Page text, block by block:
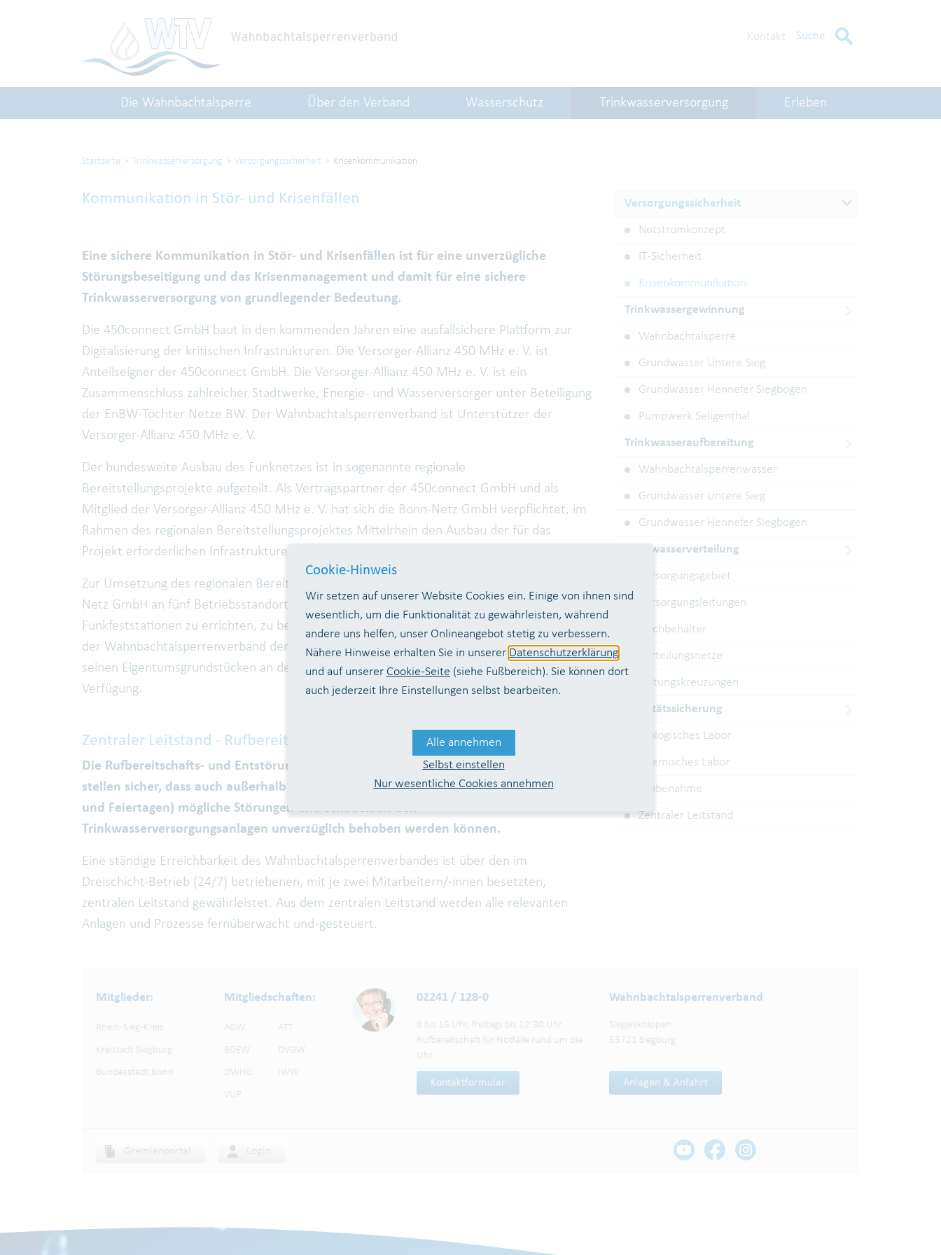
Die Wahnbachtalsperre Über den Verband Wasserschutz Trinkwasserversorgung Erleben
Kontakt Suche
Startseite Trinkwasserversorgung Versorgungssicherheit Krisenkommunikation
Kommunikation in Stör- und Krisenfällen
Eine sichere Kommunikation in Stör- und Krisenfällen ist für eine unverzügliche
Störungsbeseitigung und das Krisenmanagement und damit für eine sichere
Trinkwasserversorgung von grundlegender Bedeutung.
Die 450connect GmbH baut in den kommenden Jahren eine ausfallsichere Plattform zur
Digitalisierung der kritischen Infrastrukturen. Die Versorger-Allianz 450 MHz e. V. ist
Anteilseigner der 450connect GmbH. Die Versorger-Allianz 450 MHz e. V. ist ein
Zusammenschluss zahlreicher Stadtwerke, Energie- und Wasserversorger unter Beteiligung
der EnBW-Tochter Netze BW. Der Wahnbachtalsperrenverband ist Unterstützer der
Versorger-Allianz 450 MHz e. V.
Der bundesweite Ausbau des Funknetzes ist in sogenannte regionale
Bereitstellungsprojekte aufgeteilt. Als Vertragspartner der 450connect GmbH und als
Mitglied der Versorger-Allianz 450 MHz e. V. hat sich die Bonn-Netz GmbH verpflichtet, im
Rahmen des regionalen Bereitstellungsprojektes Mittelrhein den Ausbau der für das
Projekt erforderlichen Infrastrukturen voranzutreiben.
Zur Umsetzung des regionalen Bereitstellungsprojektes Mittelrhein beabsichtigt die Bonn-
Netz GmbH an fünf Betriebsstandorten des Wahnbachtalsperrenverbandes
Funkfeststationen zu errichten, zu betreiben und instandzuhalten. Zu diesem Zweck stellt
der Wahnbachtalsperrenverband der Bonn-Netz GmbH im östlichen Rhein-Sieg-Kreis auf
seinen Eigentumsgrundstücken an den fünf Standorten geeignete (Pacht-)Flächen zur
Verfügung.
Zentraler Leitstand - Rufbereitschafts- und Entstörungsdienste
Die Rufbereitschafts- und Entstörungsdienste des Wahnbachtalsperrenverbandes
stellen sicher, dass auch außerhalb der regulären Dienstzeiten (z. B. an Wochenenden
und Feiertagen) mögliche Störungen und Schäden an den
Trinkwasserversorgungsanlagen unverzüglich behoben werden können.
Eine ständige Erreichbarkeit des Wahnbachtalsperrenverbandes ist über den im
Dreischicht-Betrieb (24/7) betriebenen, mit je zwei Mitarbeitern/-innen besetzten,
zentralen Leitstand gewährleistet. Aus dem zentralen Leitstand werden alle relevanten
Anlagen und Prozesse fernüberwacht und -gesteuert.
Versorgungssicherheit
Notstromkonzept
IT-Sicherheit
Krisenkommunikation
Trinkwassergewinnung
Wahnbachtalsperre
Grundwasser Untere Sieg
Grundwasser Hennefer Siegbogen
Pumpwerk Seligenthal
Trinkwasseraufbereitung
Wahnbachtalsperrenwasser
Grundwasser Untere Sieg
Grundwasser Hennefer Siegbogen
Trinkwasserverteilung
Versorgungsgebiet
Versorgungsleitungen
Hochbehälter
Verteilungsnetze
Leitungskreuzungen
Qualitätssicherung
Biologisches Labor
Chemisches Labor
Probenahme
Zentraler Leitstand
Mitglieder:
Rhein-Sieg-Kreis
Kreistadt Siegburg
Bundesstadt Bonn
Mitgliedschaften:
AGW ATT
BDEW DVGW
DWHG IWW
VUP
02241 / 128-0
8 bis 16 Uhr, freitags bis 12:30 Uhr
Rufbereitschaft für Notfälle rund um die
Uhr
Kontaktformular
Wahnbachtalsperren­verband
Siegelsknippen
53721 Siegburg
Anlagen & Anfahrt
Gremienportal Login
Cookie-Hinweis
Wir setzen auf unserer Website Cookies ein. Einige von ihnen sind
wesentlich, um die Funktionalität zu gewährleisten, während
andere uns helfen, unser Onlineangebot stetig zu verbessern.
Nähere Hinweise erhalten Sie in unserer Datenschutzerklärung
und auf unserer Cookie-Seite (siehe Fußbereich). Sie können dort
auch jederzeit Ihre Einstellungen selbst bearbeiten.
Alle annehmen
Selbst einstellen
Nur wesentliche Cookies annehmen